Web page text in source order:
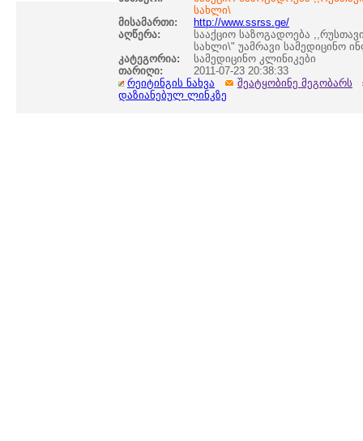
სახლი\
მისამართი:
http://www.ssrss.ge/
აღწერა:
სააქციო საზოგადოება
სახლი\" უამრავი სამედიცინო
კატეგორია:
სამედიცინო კლინიკები
თარიღი:
2011-07-23 20:38:33
რეიტინგის ნახვა
შეატყობინე მეგობარს
დაზიანებულ ლინკზე